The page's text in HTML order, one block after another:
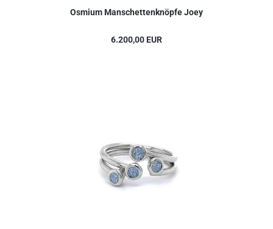
Osmium Manschettenknöpfe Joey
6.200,00 EUR